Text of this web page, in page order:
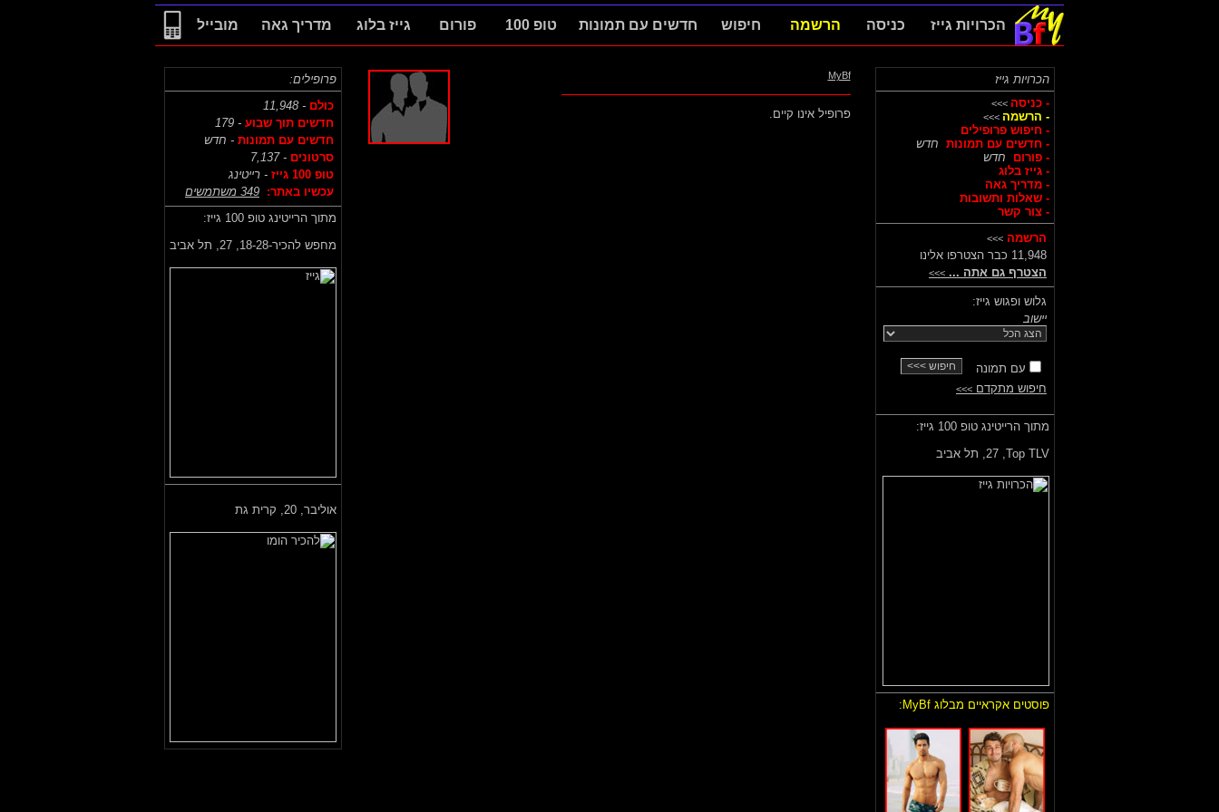
הכרויות גייז כניסה הרשמה חיפוש חדשים עם תמונות טופ 100 פורום גייז בלוג מדריך גאה מובייל
הכרויות גייז
- כניסה >>>
- הרשמה >>>
- חיפוש פרופילים
- חדשים עם תמונות חדש
- פורום
חדש
- גייז בלוג
- מדריך גאה
- שאלות ותשובות
- צור קשר
הרשמה >>>
11,948 כבר הצטרפו אלינו
הצטרף גם אתה ... >>>
גלוש ופגוש גייז:
יישוב
עם תמונה
חיפוש מתקדם >>>
מתוך הרייטינג טופ 100 גייז:
Top TLV, 27, תל אביב
פוסטים אקראיים מבלוג MyBf:
MyBf
פרופיל אינו קיים.
פרופילים:
כולם - 11,948
חדשים תוך שבוע - 179
חדשים עם תמונות - חדש
סרטונים - 7,137
טופ 100 גייז
- רייטינג
עכשיו באתר: 349 משתמשים
מתוך הרייטינג טופ 100 גייז:
מחפש להכיר-18-28,
27, תל אביב
אוליבר, 20, קרית גת